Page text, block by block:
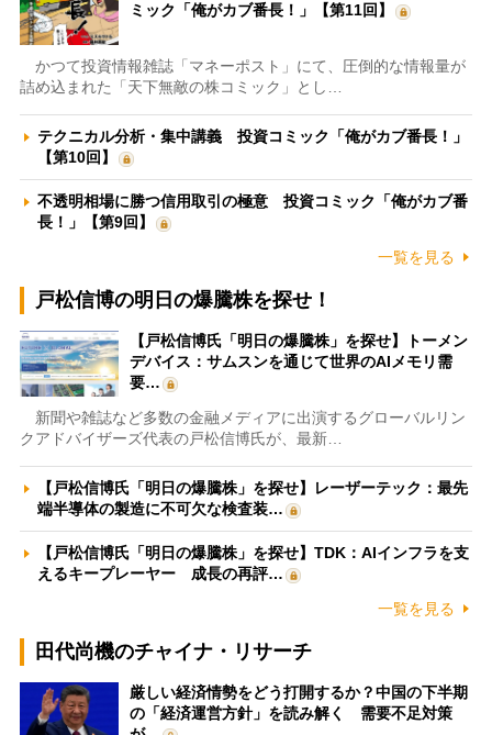
ミック「俺がカブ番長！」【第11回】
かつて投資情報雑誌「マネーポスト」にて、圧倒的な情報量が
詰め込まれた「天下無敵の株コミック」とし…
テクニカル分析・集中講義 投資コミック「俺がカブ番長！」
【第10回】
不透明相場に勝つ信用取引の極意 投資コミック「俺がカブ番
長！」【第9回】
一覧を見る
戸松信博の明日の爆騰株を探せ！
【戸松信博氏「明日の爆騰株」を探せ】トーメン
デバイス：サムスンを通じて世界のAIメモリ需
要…
新聞や雑誌など多数の金融メディアに出演するグローバルリン
クアドバイザーズ代表の戸松信博氏が、最新…
【戸松信博氏「明日の爆騰株」を探せ】レーザーテック：最先
端半導体の製造に不可欠な検査装…
【戸松信博氏「明日の爆騰株」を探せ】TDK：AIインフラを支
えるキープレーヤー 成長の再評…
一覧を見る
田代尚機のチャイナ・リサーチ
厳しい経済情勢をどう打開するか？中国の下半期
の「経済運営方針」を読み解く 需要不足対策